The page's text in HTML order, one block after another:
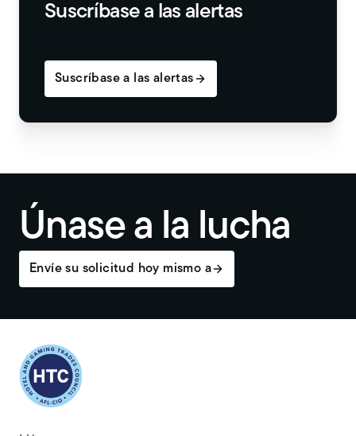
Suscríbase a las alertas
Suscríbase a las alertas
Únase a la lucha
Envíe su solicitud hoy mismo a
Return to homepage